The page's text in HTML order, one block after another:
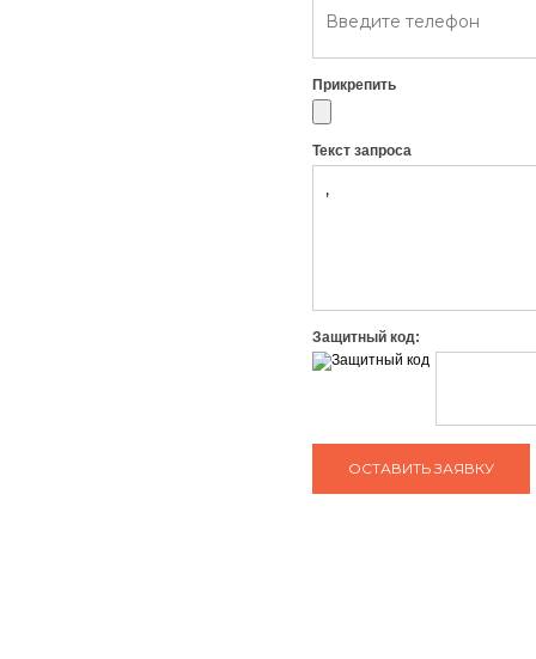
Прикрепить
Текст запроса
Защитный код: